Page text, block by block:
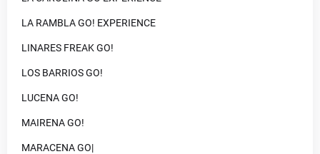
LA RAMBLA GO! EXPERIENCE
LINARES FREAK GO!
LOS BARRIOS GO!
LUCENA GO!
MAIRENA GO!
MARACENA GO|